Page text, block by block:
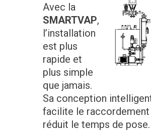
Avec la
SMARTVAP,
l’installation
est plus
rapide et
plus simple
que jamais.
Sa conception
facilite le
réduit le temps de